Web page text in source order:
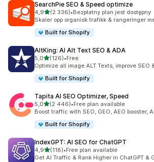
SearchPie SEO & Speed optimize
4,9na 5 gwiazdek
(2 336)
Łączna liczba recenzji: 2336
•Bezpłatny plan jest dostępny
Skaler opp organisk trafikk & rangeringer
Built for Shopify
AltKing: AI Alt Text SEO & ADA
5,0na 5 gwiazdek
(126)
Łączna liczba recenzji: 126
•Free
Optimize all image ALT Texts, improve SEO
Built for Shopify
Tapita AI SEO Optimizer, Speed
5,0na 5 gwiazdek
(2 446)
Łączna liczba recenzji: 2446
•Free plan available
Boost traffic with SEO, GEO, AEO booster,
Built for Shopify
IndexGPT: AI SEO for ChatGPT
4,9na 5 gwiazdek
(118)
Łączna liczba recenzji: 118
•Free plan available
Get AI Traffic & Rank Higher in ChatGPT &